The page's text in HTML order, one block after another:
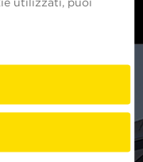
utilizzati, puoi